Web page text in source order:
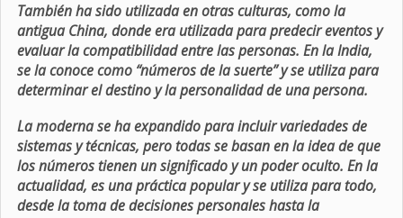
También ha sido utilizada en otras culturas, como la
antigua China, donde era utilizada para predecir eventos y
evaluar la compatibilidad entre las personas. En la India,
se la conoce como “números de la suerte” y se utiliza para
determinar el destino y la personalidad de una persona.
La moderna se ha expandido para incluir variedades de
sistemas y técnicas, pero todas se basan en la idea de que
los números tienen un significado y un poder oculto. En la
actualidad, es una práctica popular y se utiliza para todo,
desde la toma de decisiones personales hasta la